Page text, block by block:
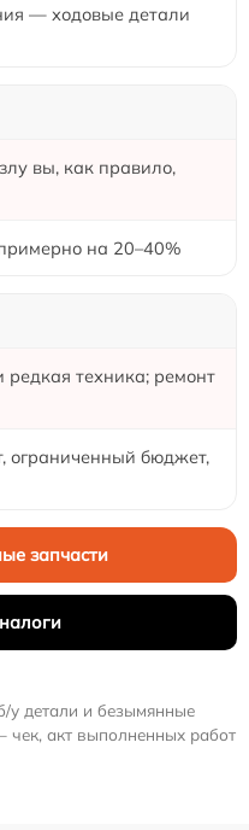
— ходовые детали
вы, как правило,
на 20–40%
редкая техника; ремонт
ограниченный бюджет,
запчасти
у детали и безымянные
акт выполненных работ